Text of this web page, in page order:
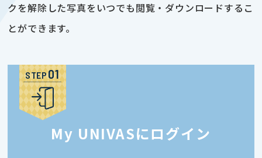
クを解除した写真をいつでも閲覧・ダウンロードするこ
とができます。
STEP
My UNIVASにログイン